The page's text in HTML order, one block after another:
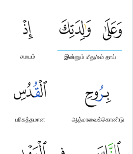
இன்னும் மீது/உம் தாய்
சமயம்
ஆத்மாவைக்கொண்டு
பரிசுத்தமான